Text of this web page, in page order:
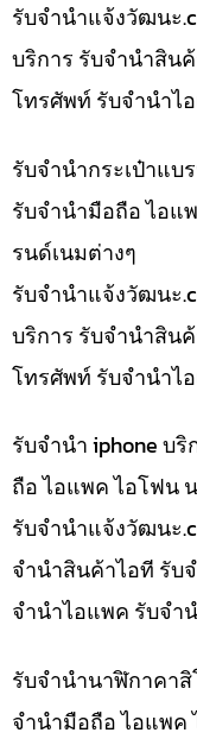
รับจํานําแจ้งวัฒนะ
บริการ รับจำนำสิน
โทรศัพท์ รับจำนำไ
รับจำนำกระเป๋าแบ
รับจำนำมือถือ ไอแ
รนด์เนมต่างๆ
รับจํานําแจ้งวัฒนะ
บริการ รับจำนำสิน
โทรศัพท์ รับจำนำไ
รับจำนำ iphone บ
ถือ ไอแพค ไอโฟน
รับจํานําแจ้งวัฒนะ
จำนำสินค้าไอที รับ
จำนำไอแพค รับจำ
รับจำนำนาฬิกาคา
จำนำมือถือ ไอแพค